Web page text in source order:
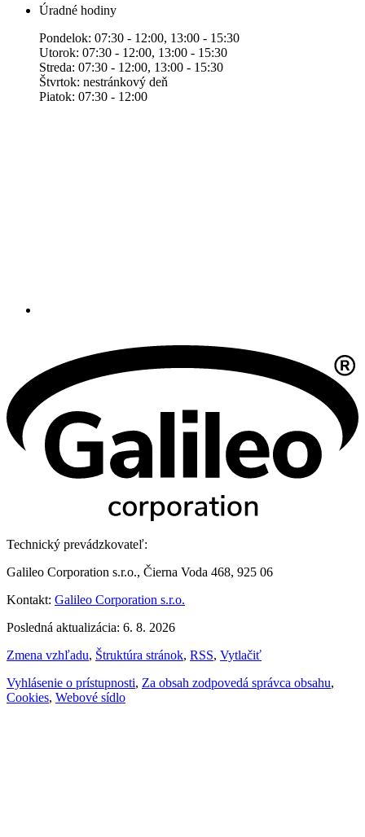
Úradné hodiny
Pondelok: 07:30 - 12:00, 13:00 - 15:30
Utorok: 07:30 - 12:00, 13:00 - 15:30
Streda: 07:30 - 12:00, 13:00 - 15:30
Štvrtok: nestránkový deň
Piatok: 07:30 - 12:00
Technický prevádzkovateľ:
Galileo Corporation s.r.o., Čierna Voda 468, 925 06
Kontakt: Galileo Corporation s.r.o.
Posledná aktualizácia: 6. 8. 2026
Zmena vzhľadu, Štruktúra stránok, RSS, Vytlačiť
Vyhlásenie o prístupnosti, Za obsah zodpovedá správca obsahu,
Cookies, Webové sídlo